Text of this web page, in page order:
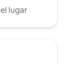
lugar